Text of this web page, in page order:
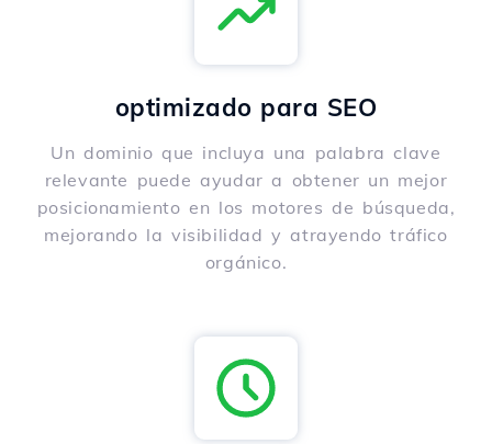
optimizado para SEO
Un dominio que incluya una palabra clave
relevante puede ayudar a obtener un mejor
posicionamiento en los motores de búsqueda,
mejorando la visibilidad y atrayendo tráfico
orgánico.